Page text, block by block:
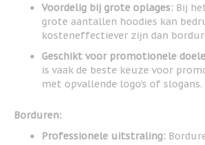
Voordelig bij grote oplages: Bij
grote aantallen hoodies kan
kosteneffectiever zijn dan
Geschikt voor promotionele
is vaak de beste keuze voor
met opvallende logo's of slogans.
Borduren:
Professionele uitstraling: